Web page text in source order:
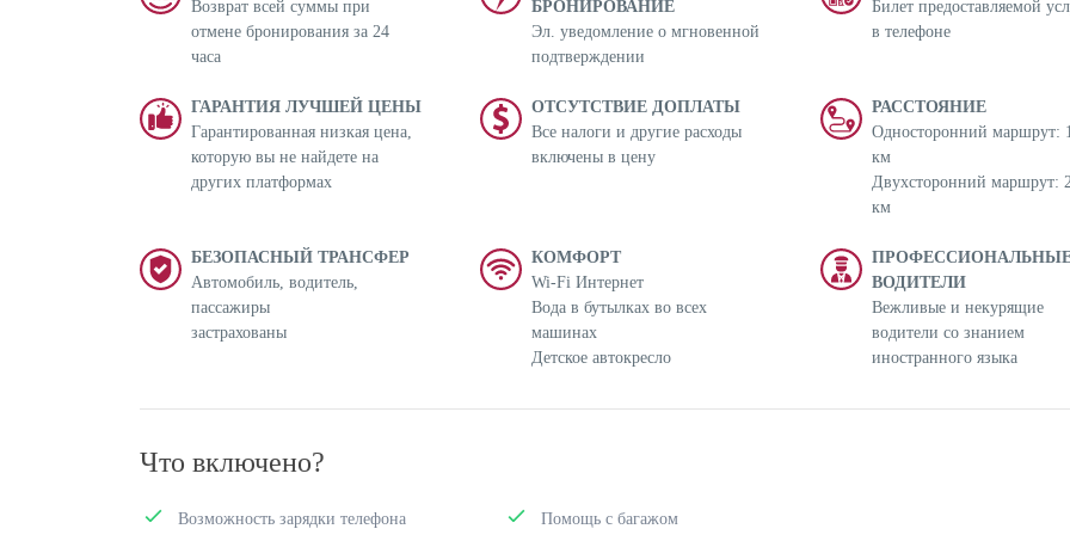
Возврат всей суммы при
отмене бронирования за 24
часа
БРОНИРОВАНИЕ
Эл. уведомление о мгновенной
подтверждении
Билет предоставляемой
в телефоне
ГАРАНТИЯ ЛУЧШЕЙ ЦЕНЫ
Гарантированная низкая цена,
которую вы не найдете на
других платформах
ОТСУТСТВИЕ ДОПЛАТЫ
Все налоги и другие расходы
включены в цену
РАССТОЯНИЕ
Односторонний маршрут:
км
Двухсторонний маршрут:
км
БЕЗОПАСНЫЙ ТРАНСФЕР
Автомобиль, водитель,
пассажиры
застрахованы
КОМФОРТ
Wi-Fi Интернет
Вода в бутылках во всех
машинах
Детское автокресло
ВОДИТЕЛИ
Вежливые и некурящие
водители со знанием
иностранного языка
Что включено?
Возможность зарядки телефона Помощь с багажом